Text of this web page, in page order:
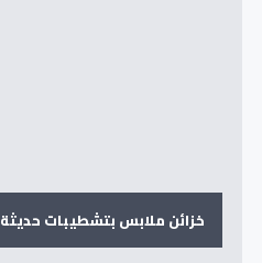
خزائن ملابس بتشطيبات حديثة